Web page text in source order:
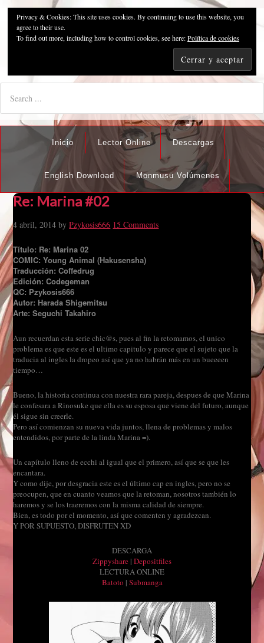
Pzykosis666HFansub
"I'm the best there is at what I do, but what I do best isn't very
Inicio Lector Online Descargas
English Download Monmusu Volúmenes
Re: Marina #02
4 abril, 2014 byPzykosis666 15 Comments
Título: Re: Marina 02
COMIC: Young Animal (Hakusensha)
Traducción: Coffedrug
Edición: Codegeman
QC: Pzykosis666
Autor: Harada Shigemitsu
Arte: Seguchi Takahiro
Aun recuerdan esta serie chic@s, pues al fin la retomamos, el unico
problema es que este es el ultimo capitulo y parece que el sujeto que la
traducia al ingles la dropeo así que ya no habrán más en un bueeeen
tiempo…
Bueno, la historia continua con nuestra rara pareja, despues de que Marina
le confesara a Rinosuke que ella es su esposa que viene del futuro, aunque
él sigue sin creerle.
Pero así comienzan su nueva vida juntos, llena de problemas y malos
entendidos, por parte de la linda Marina =).
Un capítulo lleno de ecchi al igual que el primero, así que se que les
encantara.
Y como dije, por desgracia este es el último cap en ingles, pero no se
preocupen, que en cuanto veamos que la retoman, nosotros también lo
haremos y se los traeremos con la misma calidad de siempre.
Bien, es todo por el momento, así que comenten y agradezcan.
Y POR SUPUESTO, DISFRUTEN XD
DESCARGA
Zippyshare | Depositfiles
LECTURA ONLINE
Batoto | Submanga
Privacy & Cookies: This site uses cookies. By continuing to use this website, you
agree to their use.
To find out more, including how to control cookies, see here:Política de cookies